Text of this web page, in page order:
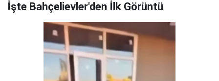
İşte Bahçelievler'den İlk Görüntü